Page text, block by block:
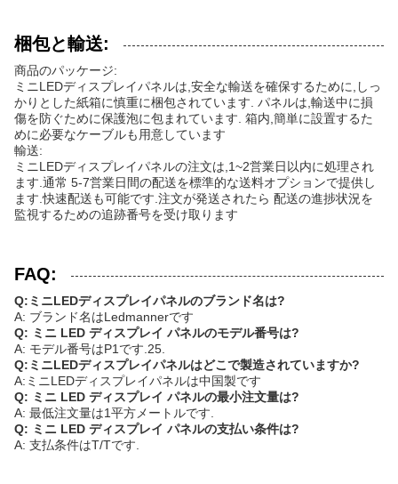
梱包と輸送:
商品のパッケージ:
ミニLEDディスプレイパネルは,安全な輸送を確保するために,しっ
かりとした紙箱に慎重に梱包されています. パネルは,輸送中に損
傷を防ぐために保護泡に包まれています. 箱内,簡単に設置するた
めに必要なケーブルも用意しています
輸送:
ミニLEDディスプレイパネルの注文は,1~2営業日以内に処理され
ます.通常 5-7営業日間の配送を標準的な送料オプションで提供し
ます.快速配送も可能です.注文が発送されたら 配送の進捗状況を
監視するための追跡番号を受け取ります
FAQ:
Q:ミニLEDディスプレイパネルのブランド名は?
A: ブランド名はLedmannerです
Q: ミニ LED ディスプレイ パネルのモデル番号は?
A: モデル番号はP1です.25.
Q:ミニLEDディスプレイパネルはどこで製造されていますか?
A:ミニLEDディスプレイパネルは中国製です
Q: ミニ LED ディスプレイ パネルの最小注文量は?
A: 最低注文量は1平方メートルです.
Q: ミニ LED ディスプレイ パネルの支払い条件は?
A: 支払条件はT/Tです.